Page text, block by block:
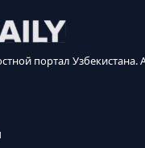
портал Узбекистана.